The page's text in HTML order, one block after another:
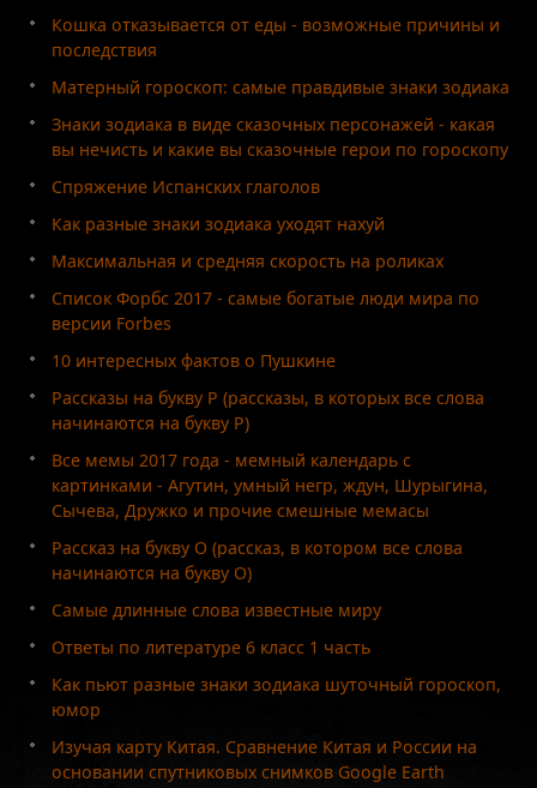
Кошка отказывается от еды - возможные причины и
последствия
Матерный гороскоп: самые правдивые знаки зодиака
Знаки зодиака в виде сказочных персонажей - какая
вы нечисть и какие вы сказочные герои по гороскопу
Спряжение Испанских глаголов
Как разные знаки зодиака уходят нахуй
Максимальная и средняя скорость на роликах
Список Форбс 2017 - самые богатые люди мира по
версии Forbes
10 интересных фактов о Пушкине
Рассказы на букву Р (рассказы, в которых все слова
начинаются на букву Р)
Все мемы 2017 года - мемный календарь с
картинками - Агутин, умный негр, ждун, Шурыгина,
Сычева, Дружко и прочие смешные мемасы
Рассказ на букву О (рассказ, в котором все слова
начинаются на букву О)
Самые длинные слова известные миру
Ответы по литературе 6 класс 1 часть
Как пьют разные знаки зодиака шуточный гороскоп,
юмор
Изучая карту Китая. Сравнение Китая и России на
основании спутниковых снимков Google Earth